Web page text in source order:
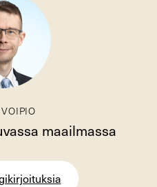
maailmassa